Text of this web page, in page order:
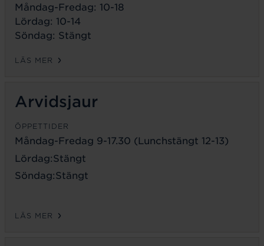
Måndag-Fredag: 10-18
Lördag: 10-14
Söndag: Stängt
LÄS MER
Arvidsjaur
ÖPPETTIDER
Måndag-Fredag 9-17.30 (Lunchstängt 12-13)
Lördag:Stängt
Söndag:Stängt
LÄS MER